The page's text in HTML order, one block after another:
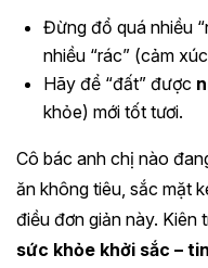
Đừng đổ quá nhiều
nhiều “rác” (cảm
Hãy để “đất” được
khỏe) mới tốt tươi.
Cô bác anh chị nào
ăn không tiêu, sắc mặt
điều đơn giản này. Kiên
sức khỏe khởi sắc –